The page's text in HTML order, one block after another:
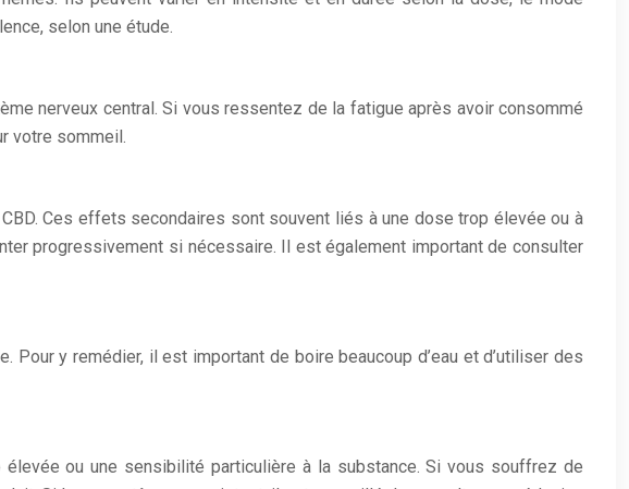
selon une étude.
nerveux central. Si vous ressentez de la fatigue après avoir consommé
votre sommeil.
Ces effets secondaires sont souvent liés à une dose trop élevée ou à
progressivement si nécessaire. Il est également important de consulter
y remédier, il est important de boire beaucoup d’eau et d’utiliser des
ou une sensibilité particulière à la substance. Si vous souffrez de